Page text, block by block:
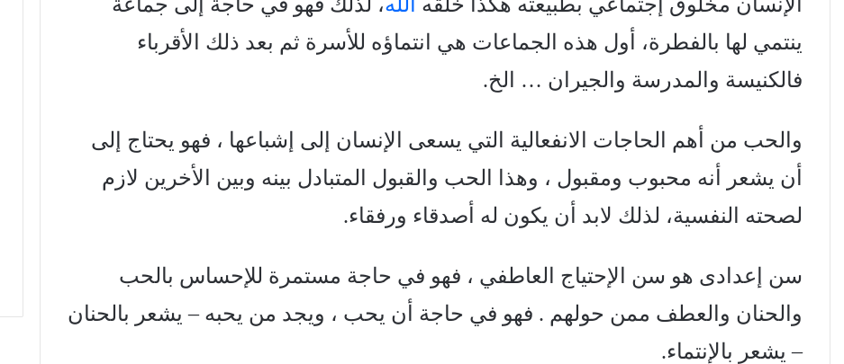
ينتمي لها بالفطرة، أول هذه الجماعات هي انتماؤه للأسرة ثم بعد ذلك الأقرباء
فالكنيسة والمدرسة والجيران … الخ.
والحب من أهم الحاجات الانفعالية التي يسعى الإنسان إلى إشباعها ، فهو يحتاج إلى
أن يشعر أنه محبوب ومقبول ، وهذا الحب والقبول المتبادل بينه وبين الأخرين لازم
لصحته النفسية، لذلك لابد أن يكون له أصدقاء ورفقاء.
سن إعدادی هو سن الإحتياج العاطفي ، فهو في حاجة مستمرة للإحساس بالحب
والحنان والعطف ممن حولهم . فهو في حاجة أن يحب ، ويجد من يحبه – يشعر بالحنان
– يشعر بالإنتماء.